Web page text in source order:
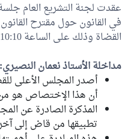
القضاة وذلك على الساعة 10:10 وبحضور 7 نواب.
مداخلة الأستاذ نعمان النصيري:
أصدر المجلس الأعلى
أن هذا الإختصاص هو
المذكرة الصادرة عن
تطبيقها من قاض إلى